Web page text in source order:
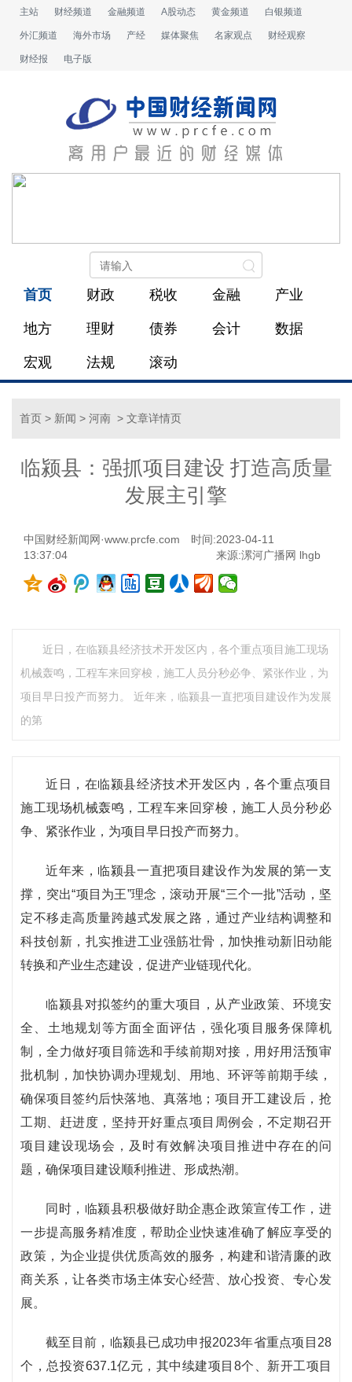
主站 财经频道 金融频道 A股动态 黄金频道 白银频道
外汇频道 海外市场 产经 媒体聚焦 名家观点 财经观察
财经报 电子版
首页 财政 税收 金融 产业
地方 理财 债券 会计 数据
宏观 法规 滚动
首页 > 新闻 > 河南 > 文章详情页
临颍县：强抓项目建设 打造高质量
发展主引擎
中国财经新闻网·www.prcfe.com
时间:2023-04-11
13:37:04
来源:漯河广播网 lhgb
近日，在临颍县经济技术开发区内，各个重点项目施工现场
机械轰鸣，工程车来回穿梭，施工人员分秒必争、紧张作业，为
项目早日投产而努力。 近年来，临颍县一直把项目建设作为发展
的第
近日，在临颍县经济技术开发区内，各个重点项目
施工现场机械轰鸣，工程车来回穿梭，施工人员分秒必
争、紧张作业，为项目早日投产而努力。
近年来，临颍县一直把项目建设作为发展的第一支
撑，突出“项目为王”理念，滚动开展“三个一批”活动，坚
定不移走高质量跨越式发展之路，通过产业结构调整和
科技创新，扎实推进工业强筋壮骨，加快推动新旧动能
转换和产业生态建设，促进产业链现代化。
临颍县对拟签约的重大项目，从产业政策、环境安
全、土地规划等方面全面评估，强化项目服务保障机
制，全力做好项目筛选和手续前期对接，用好用活预审
批机制，加快协调办理规划、用地、环评等前期手续，
确保项目签约后快落地、真落地；项目开工建设后，抢
工期、赶进度，坚持开好重点项目周例会，不定期召开
项目建设现场会，及时有效解决项目推进中存在的问
题，确保项目建设顺利推进、形成热潮。
同时，临颍县积极做好助企惠企政策宣传工作，进
一步提高服务精准度，帮助企业快速准确了解应享受的
政策，为企业提供优质高效的服务，构建和谐清廉的政
商关系，让各类市场主体安心经营、放心投资、专心发
展。
截至目前，临颍县已成功申报2023年省重点项目28
个，总投资637.1亿元，其中续建项目8个、新开工项目